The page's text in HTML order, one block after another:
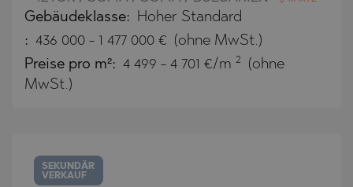
Gebäudeklasse: Hoher Standard
: 436 000 - 1 477 000 € (ohne MwSt.)
Preise pro m²: 4 499 - 4 701 €/m 2
(ohne
MwSt.)
SEKUNDÄR
VERKAUF